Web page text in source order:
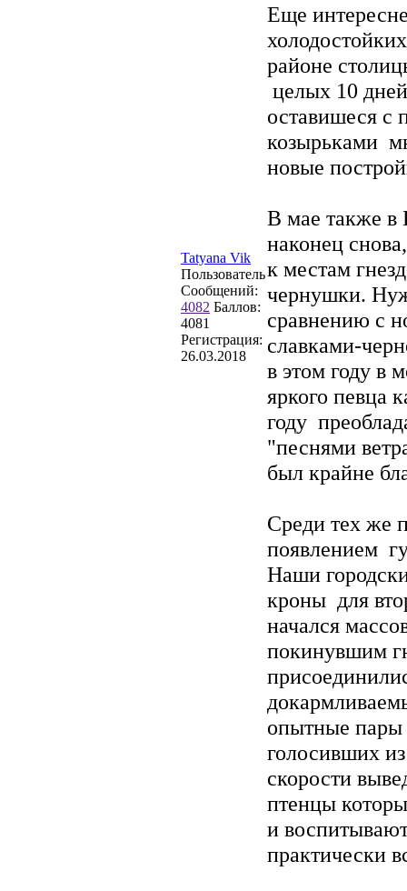
Tatyana Vik
Пользователь
Сообщений:
4082 Баллов:
4081
Регистрация:
26.03.2018
Еще
районе
целых 10
оставишеся с
козырьками
новые
В мае также в
наконец
к местам
чернушки.
сравнению с
славками-
в этом году в
яркого певца
году
"песнями
был крайне
Среди тех же
появлением
Наши
кроны для
начался
покинувшим
опытные пары
голосивших
скорости
птенцы
и
практически